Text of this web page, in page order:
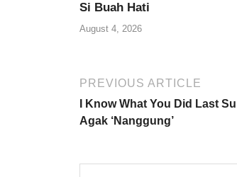
Si Buah Hati
August 4, 2026
PREVIOUS ARTICLE
I Know What You Did Last
Agak ‘Nanggung’